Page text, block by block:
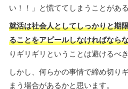
い！！」と慌ててしまうことがあ
就活は社会人としてしっかりと期
ることをアピールしなければなら
りギリギリということは避けるべき
しかし、何らかの事情で締め切り
まう場合があるかと思います。